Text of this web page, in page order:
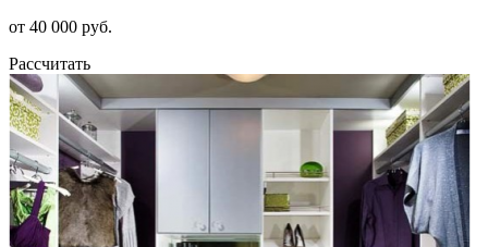
от 40 000 руб.
Рассчитать